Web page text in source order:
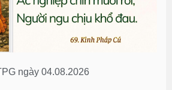
ngày 04.08.2026